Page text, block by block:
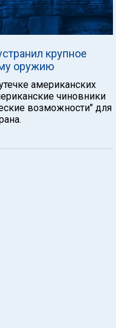
крупное
оружию
американских
чиновники
возможности" для